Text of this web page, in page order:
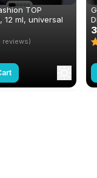
TOP
12 ml, universal
reviews)